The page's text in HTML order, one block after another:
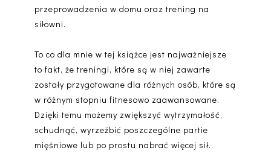
przeprowadzenia w domu oraz trening na
siłowni.
To co dla mnie w tej książce jest najważniejsze
to fakt, że treningi, które są w niej zawarte
zostały przygotowane dla różnych osób, które są
w różnym stopniu fitnesowo zaawansowane.
Dzięki temu możemy zwiększyć wytrzymałość,
schudnąć, wyrzeźbić poszczególne partie
mięśniowe lub po prostu nabrać więcej sił.